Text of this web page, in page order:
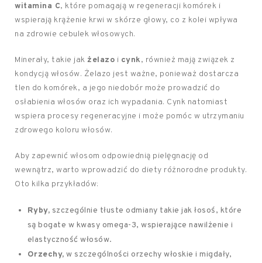
witamina C, które pomagają w regeneracji komórek i
wspierają krążenie krwi w skórze głowy, co z kolei wpływa
na zdrowie cebulek włosowych.
Minerały, takie jak żelazo i cynk, również mają związek z
kondycją włosów. Żelazo jest ważne, ponieważ dostarcza
tlen do komórek, a jego niedobór może prowadzić do
osłabienia włosów oraz ich wypadania. Cynk natomiast
wspiera procesy regeneracyjne i może pomóc w utrzymaniu
zdrowego koloru włosów.
Aby zapewnić włosom odpowiednią pielęgnację od
wewnątrz, warto wprowadzić do diety różnorodne produkty.
Oto kilka przykładów:
Ryby, szczególnie tłuste odmiany takie jak łosoś, które
są bogate w kwasy omega-3, wspierające nawilżenie i
elastyczność włosów.
Orzechy, w szczególności orzechy włoskie i migdały,